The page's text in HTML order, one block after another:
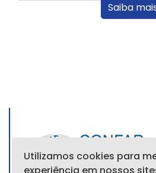
Saiba
Utilizamos cookies para